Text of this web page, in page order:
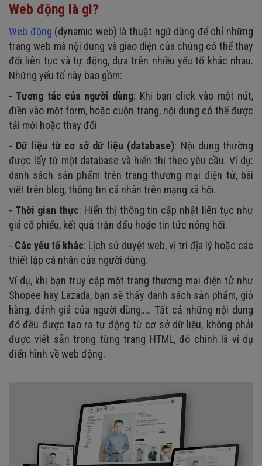
7. Triển khai lên hosting thực tế
Web động là gì?
Web động (dynamic web) là thuật ngữ dùng để chỉ những
trang web mà nội dung và giao diện của chúng có thể thay
đổi liên tục và tự động, dựa trên nhiều yếu tố khác nhau.
Những yếu tố này bao gồm:
- Tương tác của người dùng: Khi bạn click vào một nút,
điền vào một form, hoặc cuộn trang, nội dung có thể được
tải mới hoặc thay đổi.
- Dữ liệu từ cơ sở dữ liệu (database): Nội dung thường
được lấy từ một database và hiển thị theo yêu cầu. Ví dụ:
danh sách sản phẩm trên trang thương mại điện tử, bài
viết trên blog, thông tin cá nhân trên mạng xã hội.
- Thời gian thực: Hiển thị thông tin cập nhật liên tục như
giá cổ phiếu, kết quả trận đấu hoặc tin tức nóng hổi.
- Các yếu tố khác: Lịch sử duyệt web, vị trí địa lý hoặc các
thiết lập cá nhân của người dùng.
Ví dụ, khi bạn truy cập một trang thương mại điện tử như
Shopee hay Lazada, bạn sẽ thấy danh sách sản phẩm, giỏ
hàng, đánh giá của người dùng,.… Tất cả những nội dung
đó đều được tạo ra tự động từ cơ sở dữ liệu, không phải
được viết sẵn trong từng trang HTML, đó chính là ví dụ
điển hình về web động.